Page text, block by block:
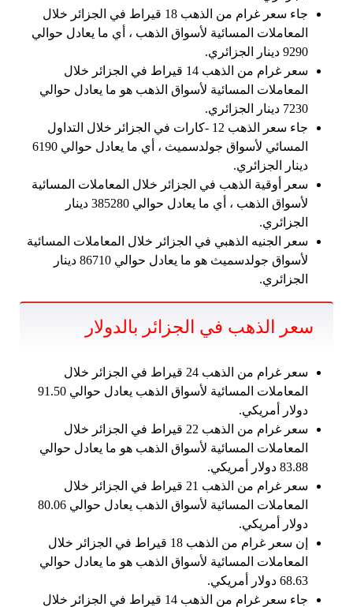
جاء سعر غرام من الذهب 18 قيراط في الجزائر خلال
المعاملات المسائية لأسواق الذهب ، أي ما يعادل حوالي
9290 دينار الجزائري.
سعر غرام من الذهب 14 قيراط في الجزائر خلال
المعاملات المسائية لأسواق الذهب هو ما يعادل حوالي
7230 دينار الجزائري.
جاء سعر الذهب 12 -كارات في الجزائر خلال التداول
المسائي لأسواق جولدسميث ، أي ما يعادل حوالي 6190
دينار الجزائري.
سعر أوقية الذهب في الجزائر خلال المعاملات المسائية
لأسواق الذهب ، أي ما يعادل حوالي 385280 دينار
الجزائري.
سعر الجنيه الذهبي في الجزائر خلال المعاملات المسائية
لأسواق جولدسميث هو ما يعادل حوالي 86710 دينار
الجزائري.
سعر الذهب في الجزائر بالدولار
سعر غرام من الذهب 24 قيراط في الجزائر خلال
المعاملات المسائية لأسواق الذهب يعادل حوالي 91.50
دولار أمريكي.
سعر غرام من الذهب 22 قيراط في الجزائر خلال
المعاملات المسائية لأسواق الذهب هو ما يعادل حوالي
83.88 دولار أمريكي.
سعر غرام من الذهب 21 قيراط في الجزائر خلال
المعاملات المسائية لأسواق الذهب يعادل حوالي 80.06
دولار أمريكي.
إن سعر غرام من الذهب 18 قيراط في الجزائر خلال
المعاملات المسائية لأسواق الذهب هو ما يعادل حوالي
68.63 دولار أمريكي.
جاء سعر غرام من الذهب 14 قيراط في الجزائر خلال